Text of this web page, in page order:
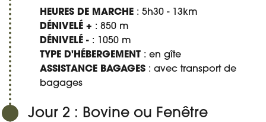
HEURES DE MARCHE : 5h30 - 13km
DÉNIVELÉ + : 850 m
DÉNIVELÉ - : 1050 m
TYPE D'HÉBERGEMENT : en gîte
ASSISTANCE BAGAGES : avec transport de
bagages
Jour 2 : Bovine ou Fenêtre